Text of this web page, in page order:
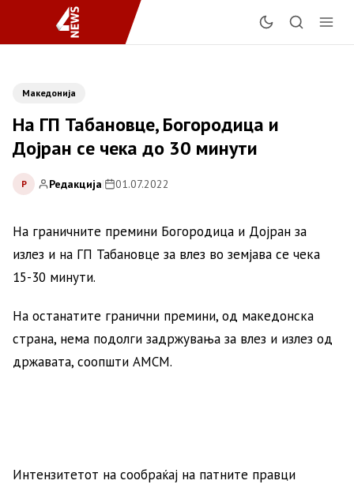
Македонија
На ГП Табановце, Богородица и
Дојран се чека до 30 минути
Р Редакција| 01.07.2022
На граничните премини Богородица и Дојран за
излез и на ГП Табановце за влез во земјава се чека
15-30 минути.
На останатите гранични премини, од македонска
страна, нема подолги задржувања за влез и излез од
државата, соопшти АМСМ.
Интензитетот на сообраќај на патните правци